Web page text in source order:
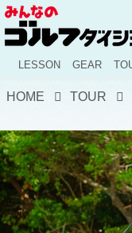
LESSON GEAR
HOME TOUR